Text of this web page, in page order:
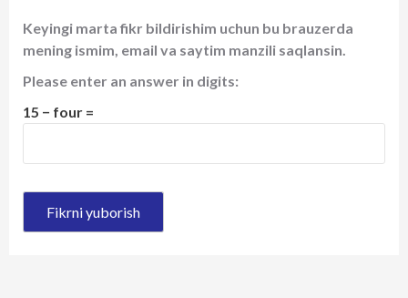
Keyingi marta fikr bildirishim uchun bu brauzerda
mening ismim, email va saytim manzili saqlansin.
Please enter an answer in digits:
15 − four =